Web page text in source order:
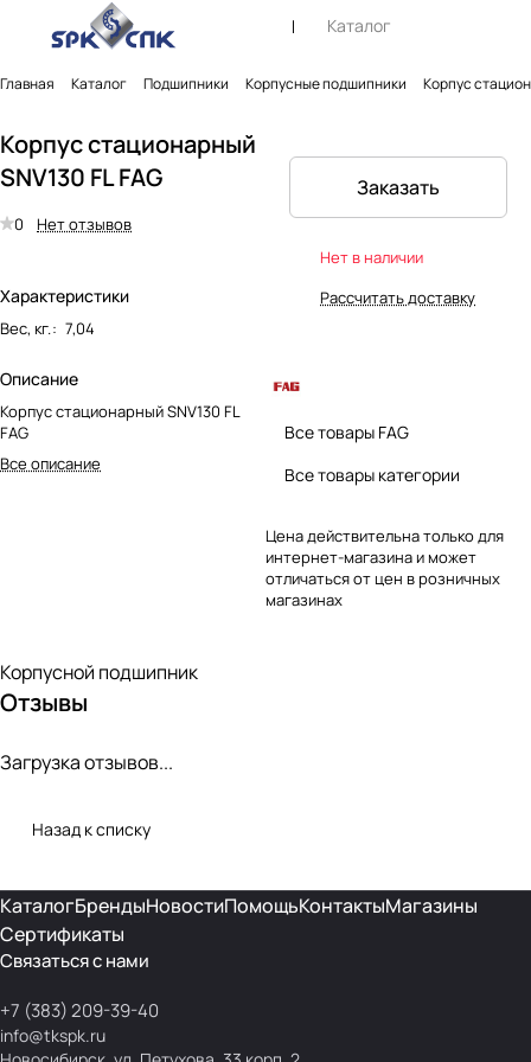
Каталог
Главная Каталог Подшипники Корпусные подшипники Корпус
Корпус стационарный
SNV130 FL FAG
0 Нет отзывов
Характеристики
Вес, кг.: 7,04
Описание
Корпус стационарный SNV130 FL
FAG
Все описание
Заказать
Нет в наличии
Рассчитать доставку
Все товары FAG
Все товары категории
Цена действительна только для
интернет-магазина и может
отличаться от цен в розничных
магазинах
Корпусной подшипник
Отзывы
Загрузка отзывов...
Назад к списку
КаталогБрендыНовостиПомощьКонтактыМагазины
Сертификаты
Связаться с нами
+7 (383) 209-39-40
info@tkspk.ru